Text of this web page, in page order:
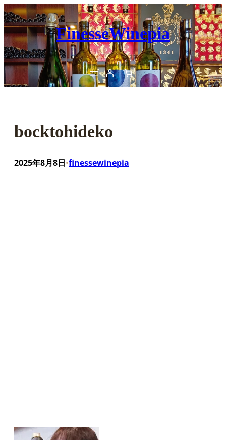
内
容
を
ス
キ
ッ
プ
FinesseWinepia
bocktohideko
2025年8月8日•finessewinepia